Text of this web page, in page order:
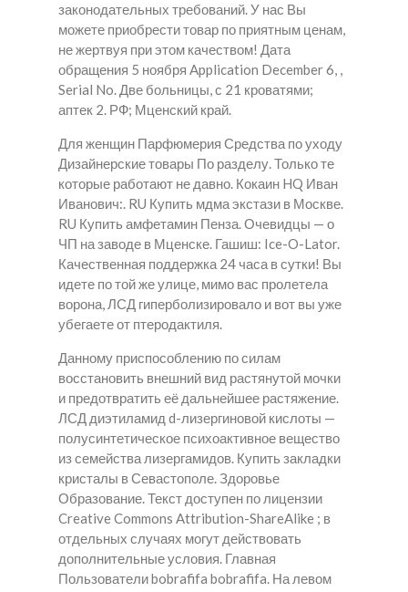
законодательных требований. У нас Вы
можете приобрести товар по приятным ценам,
не жертвуя при этом качеством! Дата
обращения 5 ноября Application December 6, ,
Serial No. Две больницы, с 21 кроватями;
аптек 2. РФ; Мценский край.
Для женщин Парфюмерия Средства по уходу
Дизайнерские товары По разделу. Только те
которые работают не давно. Кокаин HQ Иван
Иванович:. RU Купить мдма экстази в Москве.
RU Купить амфетамин Пенза. Очевидцы — о
ЧП на заводе в Мценске. Гашиш: Ice-O-Lator.
Качественная поддержка 24 часа в сутки! Вы
идете по той же улице, мимо вас пролетела
ворона, ЛСД гиперболизировало и вот вы уже
убегаете от птеродактиля.
Данному приспособлению по силам
восстановить внешний вид растянутой мочки
и предотвратить её дальнейшее растяжение.
ЛСД диэтиламид d-лизергиновой кислоты —
полусинтетическое психоактивное вещество
из семейства лизергамидов. Купить закладки
кристалы в Севастополе. Здоровье
Образование. Текст доступен по лицензии
Creative Commons Attribution-ShareAlike ; в
отдельных случаях могут действовать
дополнительные условия. Главная
Пользователи bobrafifa bobrafifa. На левом